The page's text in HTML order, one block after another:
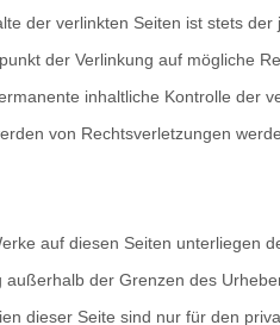
der verlinkten Seiten ist stets
der Verlinkung auf mögliche
inhaltliche Kontrolle der
von Rechtsverletzungen
auf diesen Seiten unterliegen
der Grenzen des
dieser Seite sind nur für den